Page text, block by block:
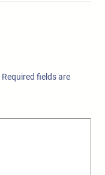
Required fields are